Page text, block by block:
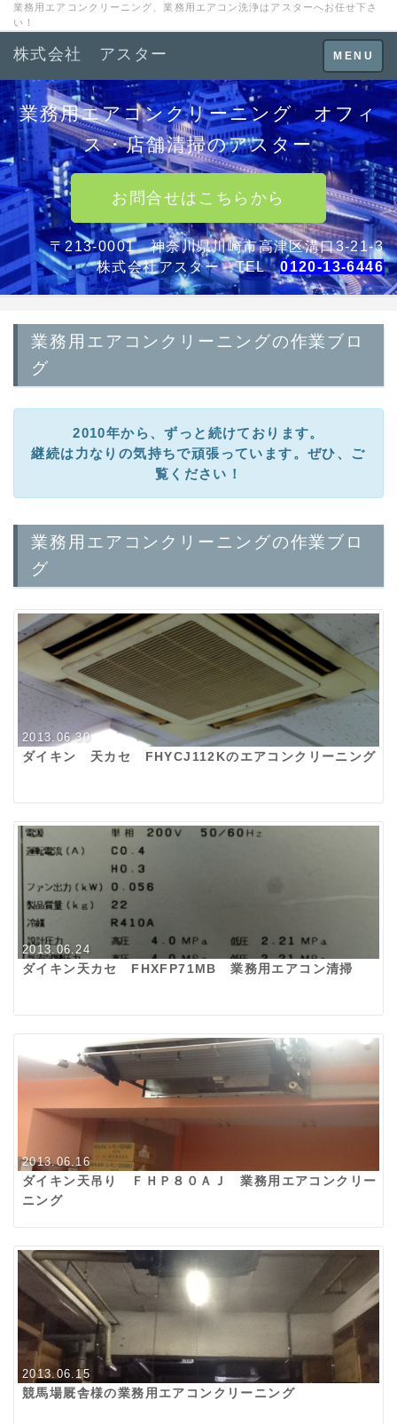
業務用エアコンクリーニング、業務用エアコン洗浄はアスターへお任せ下さ
い！
Toggle
navigation
MENU
株式会社 アスター
業務用エアコンクリーニング オフィ
ス・店舗清掃のアスター
お問合せはこちらから
〒213-0001 神奈川県川崎市高津区溝口3-21-3
株式会社アスター TEL0120-13-6446
業務用エアコンクリーニングの作業ブロ
グ
2010年から、ずっと続けております。
継続は力なりの気持ちで頑張っています。ぜひ、ご
覧ください！
業務用エアコンクリーニングの作業ブロ
グ
2013.06.30
ダイキン 天カセ FHYCJ112Kのエアコンクリーニング
2013.06.24
ダイキン天カセ FHXFP71MB 業務用エアコン清掃
2013.06.16
ダイキン天吊り ＦＨＰ８０ＡＪ 業務用エアコンクリー
ニング
2013.06.15
競馬場厩舎様の業務用エアコンクリーニング